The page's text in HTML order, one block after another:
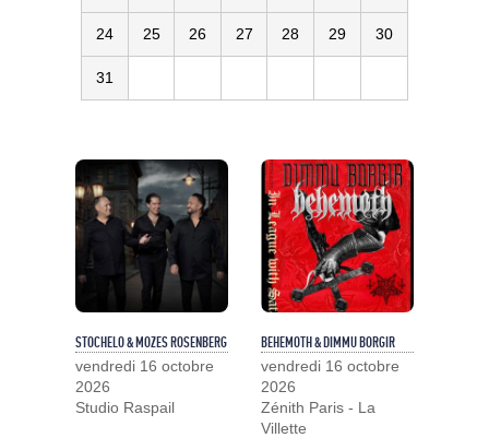
24 25 26 27 28 29 30
31
STOCHELO & MOZES ROSENBERG
vendredi 16 octobre
2026
Studio Raspail
BEHEMOTH & DIMMU BORGIR
vendredi 16 octobre
2026
Zénith Paris - La
Villette